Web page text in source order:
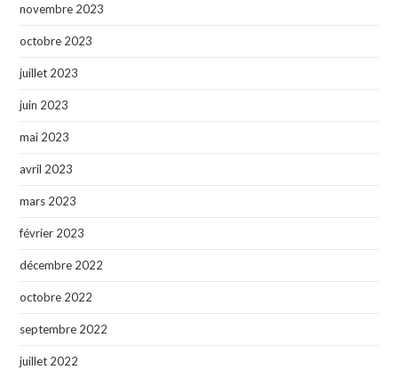
novembre 2023
octobre 2023
juillet 2023
juin 2023
mai 2023
avril 2023
mars 2023
février 2023
décembre 2022
octobre 2022
septembre 2022
juillet 2022